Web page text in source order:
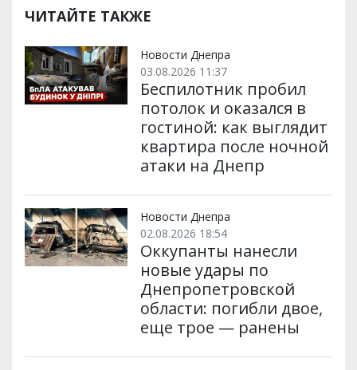
р
и
и
b
o
k
t
e
l
m p
ЧИТАЙТЕ ТАКЖЕ
Новости Днепра
03.08.2026 11:37
Беспилотник пробил
потолок и оказался в
гостиной: как выглядит
квартира после ночной
атаки на Днепр
Новости Днепра
02.08.2026 18:54
Оккупанты нанесли
новые удары по
Днепропетровской
области: погибли двое,
еще трое — ранены